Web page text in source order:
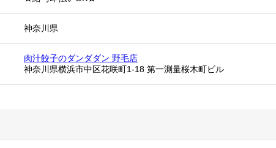
神奈川県
肉汁餃子のダンダダン 野毛店
神奈川県横浜市中区花咲町1-18 第一測量桜木町ビル